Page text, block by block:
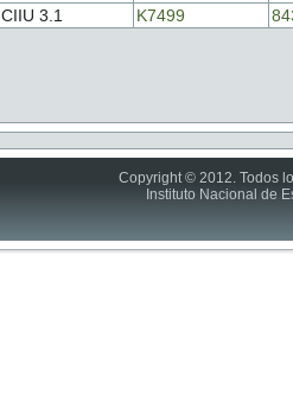
CIIU 3.1
K7499
Copyright © 2012. Todos
Instituto Nacional de